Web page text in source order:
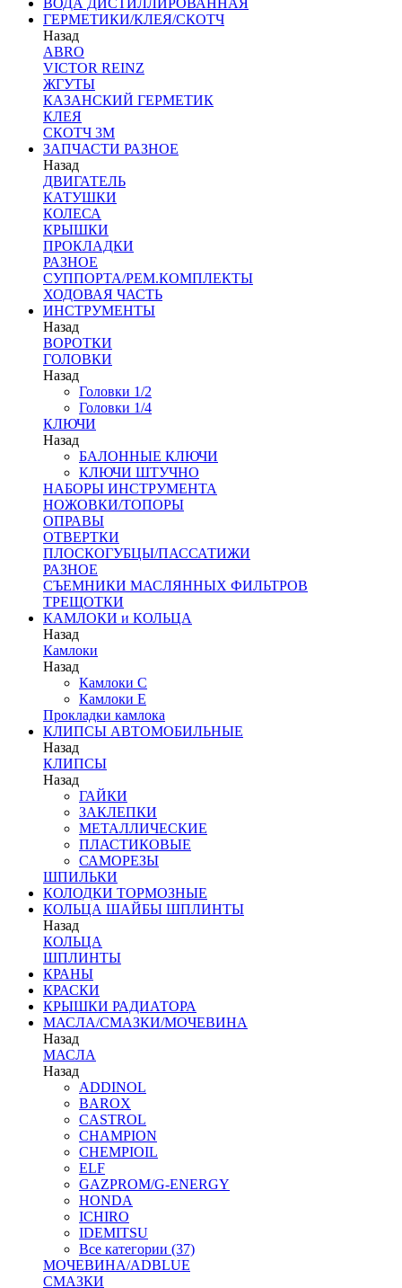
ВОДА ДИСТИЛЛИРОВАННАЯ
ГЕРМЕТИКИ/КЛЕЯ/СКОТЧ
Назад
ABRO
VICTOR REINZ
ЖГУТЫ
КАЗАНСКИЙ ГЕРМЕТИК
КЛЕЯ
СКОТЧ 3М
ЗАПЧАСТИ РАЗНОЕ
Назад
ДВИГАТЕЛЬ
КАТУШКИ
КОЛЕСА
КРЫШКИ
ПРОКЛАДКИ
РАЗНОЕ
СУППОРТА/РЕМ.КОМПЛЕКТЫ
ХОДОВАЯ ЧАСТЬ
ИНСТРУМЕНТЫ
Назад
ВОРОТКИ
ГОЛОВКИ
Назад
Головки 1/2
Головки 1/4
КЛЮЧИ
Назад
БАЛОННЫЕ КЛЮЧИ
КЛЮЧИ ШТУЧНО
НАБОРЫ ИНСТРУМЕНТА
НОЖОВКИ/ТОПОРЫ
ОПРАВЫ
ОТВЕРТКИ
ПЛОСКОГУБЦЫ/ПАССАТИЖИ
РАЗНОЕ
СЪЕМНИКИ МАСЛЯННЫХ ФИЛЬТРОВ
ТРЕЩОТКИ
КАМЛОКИ и КОЛЬЦА
Назад
Камлоки
Назад
Камлоки C
Камлоки Е
Прокладки камлока
КЛИПСЫ АВТОМОБИЛЬНЫЕ
Назад
КЛИПСЫ
Назад
ГАЙКИ
ЗАКЛЕПКИ
МЕТАЛЛИЧЕСКИЕ
ПЛАСТИКОВЫЕ
САМОРЕЗЫ
ШПИЛЬКИ
КОЛОДКИ ТОРМОЗНЫЕ
КОЛЬЦА ШАЙБЫ ШПЛИНТЫ
Назад
КОЛЬЦА
ШПЛИНТЫ
КРАНЫ
КРАСКИ
КРЫШКИ РАДИАТОРА
МАСЛА/СМАЗКИ/МОЧЕВИНА
Назад
МАСЛА
Назад
ADDINOL
BAROX
CASTROL
CHAMPION
CHEMPIOIL
ELF
GAZPROM/G-ENERGY
HONDA
ICHIRO
IDEMITSU
Все категории (37)
МОЧЕВИНА/ADBLUE
СМАЗКИ